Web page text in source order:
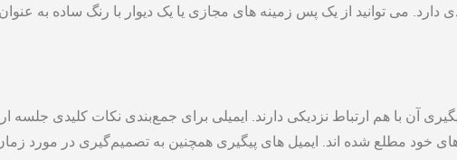
دارد. می توانید از یک پس ‌زمینه های مجازی یا یک دیوار با رنگ ساده به
آن با هم ارتباط نزدیکی دارند. ایمیلی برای جمع‌بندی نکات کلیدی جلسه
خود مطلع شده اند. ایمیل ‌های پیگیری همچنین به تصمیم‌گیری در مورد